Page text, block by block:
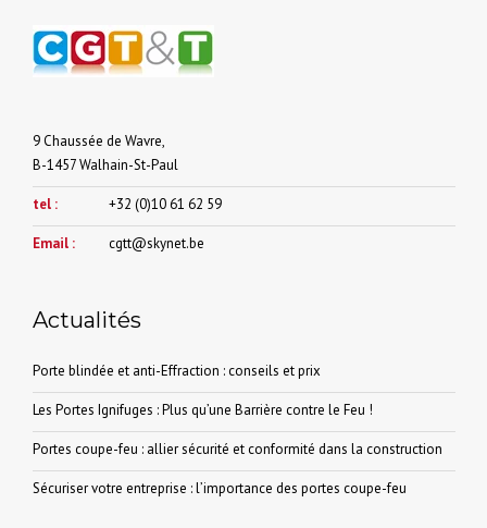
9 Chaussée de Wavre,
B-1457 Walhain-St-Paul
tel : +32 (0)10 61 62 59
Email : cgtt@skynet.be
Actualités
Porte blindée et anti-Effraction : conseils et prix
Les Portes Ignifuges : Plus qu’une Barrière contre le Feu !
Portes coupe-feu : allier sécurité et conformité dans la construction
Sécuriser votre entreprise : l’importance des portes coupe-feu